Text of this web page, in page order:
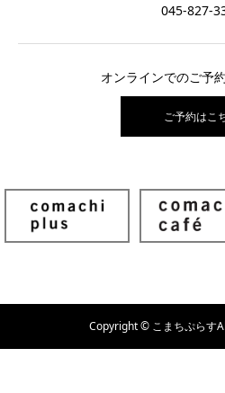
045-827-
オンラインでのご予
ご予約はこ
Copyright © こまちぷらす